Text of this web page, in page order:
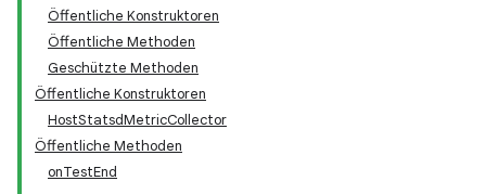
Öffentliche Konstruktoren
Öffentliche Methoden
Geschützte Methoden
Öffentliche Konstruktoren
HostStatsdMetricCollector
Öffentliche Methoden
onTestEnd